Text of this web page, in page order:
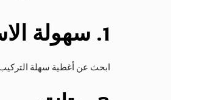
1. سهولة
ابحث عن أغطية سهلة التركيب